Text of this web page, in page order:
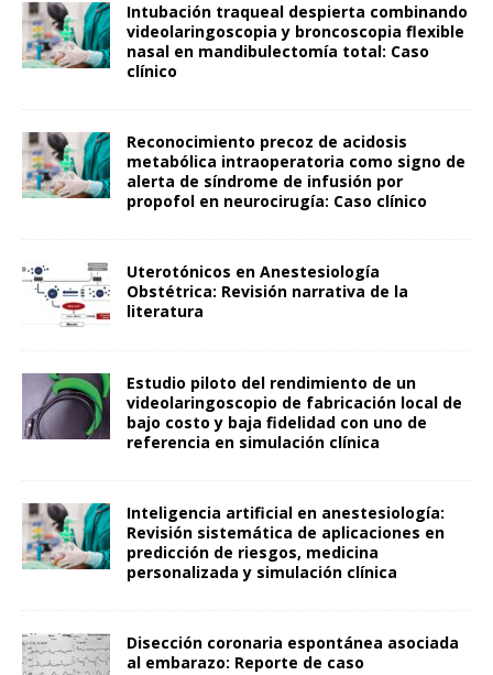
Intubación traqueal despierta combinando
videolaringoscopia y broncoscopia flexible
nasal en mandibulectomía total: Caso
clínico
Reconocimiento precoz de acidosis
metabólica intraoperatoria como signo de
alerta de síndrome de infusión por
propofol en neurocirugía: Caso clínico
Uterotónicos en Anestesiología
Obstétrica: Revisión narrativa de la
literatura
Estudio piloto del rendimiento de un
videolaringoscopio de fabricación local de
bajo costo y baja fidelidad con uno de
referencia en simulación clínica
Inteligencia artificial en anestesiología:
Revisión sistemática de aplicaciones en
predicción de riesgos, medicina
personalizada y simulación clínica
Disección coronaria espontánea asociada
al embarazo: Reporte de caso